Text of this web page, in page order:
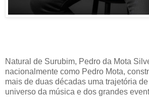
Natural de Surubim, Pedro da Mota
nacionalmente como Pedro Mota,
mais de duas décadas uma trajetória
universo da música e dos grandes